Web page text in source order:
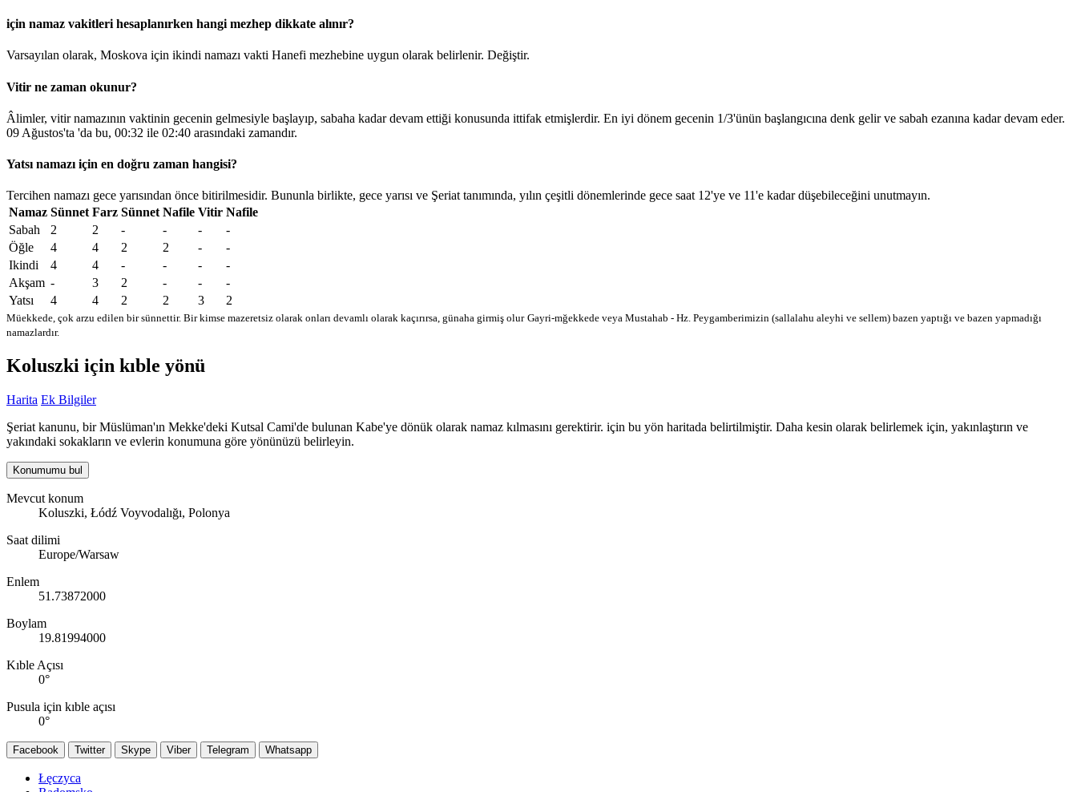
için namaz vakitleri hesaplanırken hangi mezhep dikkate alınır?
Varsayılan olarak, Moskova için ikindi namazı vakti Hanefi mezhebine uygun olarak belirlenir. Değiştir.
Vitir ne zaman okunur?
Âlimler, vitir namazının vaktinin gecenin gelmesiyle başlayıp, sabaha kadar devam ettiği konusunda ittifak etmişlerdir. En iyi dönem gecenin 1/3'ünün başlangıcına denk gelir ve sabah ezanına kadar devam eder.
09 Ağustos'ta 'da bu, 00:32 ile 02:40 arasındaki zamandır.
Yatsı namazı için en doğru zaman hangisi?
Tercihen namazı gece yarısından önce bitirilmesidir. Bununla birlikte, gece yarısı ve Şeriat tanımında, yılın çeşitli dönemlerinde gece saat 12'ye ve 11'e kadar düşebileceğini unutmayın.
Namaz Sünnet Farz Sünnet Nafile Vitir Nafile
Sabah
2 2 - - -
-
Öğle
4 4 2 2 -
-
Ikindi
4 4 - - -
-
Akşam - 3 2 - -
-
Yatsı
4 4 2 2 3 2
Müekkede, çok arzu edilen bir sünnettir. Bir kimse mazeretsiz olarak onları devamlı olarak kaçırırsa, günaha girmiş olur Gayri-mğekkede veya Mustahab - Hz. Peygamberimizin (sallalahu aleyhi ve sellem) bazen yaptığı ve bazen yapmadığı
namazlardır.
Koluszki için kıble yönü
Harita Ek Bilgiler
Şeriat kanunu, bir Müslüman'ın Mekke'deki Kutsal Cami'de bulunan Kabe'ye dönük olarak namaz kılmasını gerektirir. için bu yön haritada belirtilmiştir. Daha kesin olarak belirlemek için, yakınlaştırın ve
yakındaki sokakların ve evlerin konumuna göre yönünüzü belirleyin.
Konumumu bul
Mevcut konum
Koluszki, Łódź Voyvodalığı, Polonya
Saat dilimi
Europe/Warsaw
Enlem
51.73872000
Boylam
19.81994000
Kıble Açısı
0°
Pusula için kıble açısı
0°
Facebook Twitter Skype Viber Telegram Whatsapp
Łęczyca